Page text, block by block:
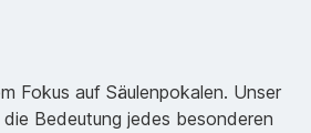
Fokus auf Säulenpokalen. Unser
Bedeutung jedes besonderen